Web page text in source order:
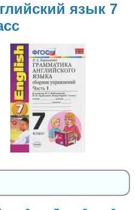
язык 7
Английский
язык
7 класс